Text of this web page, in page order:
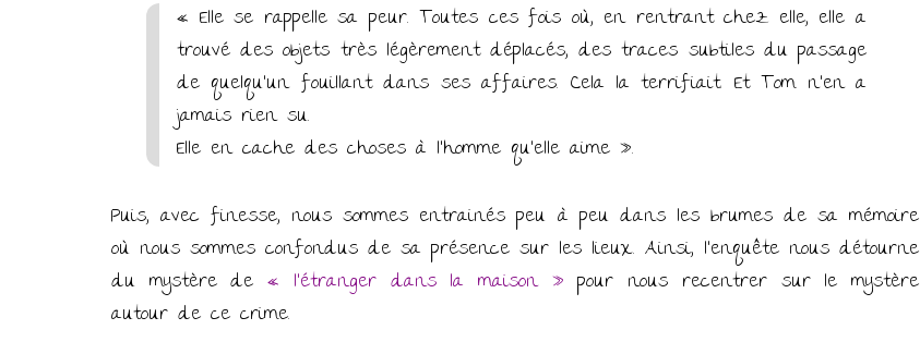
« Elle se rappelle sa peur. Toutes ces fois où, en rentrant chez elle, elle a
trouvé des objets très légèrement déplacés, des traces subtiles du passage
de quelqu’un fouillant dans ses affaires. Cela la terrifiait. Et Tom n’en a
jamais rien su.
Elle en cache des choses à l’homme qu’elle aime ».
Puis, avec finesse, nous sommes entrainés peu à peu dans les brumes de sa mémoire
où nous sommes confondus de sa présence sur les lieux. Ainsi, l’enquête nous détourne
du mystère de« l’étranger dans la maison » pour nous recentrer sur le mystère
autour de ce crime.